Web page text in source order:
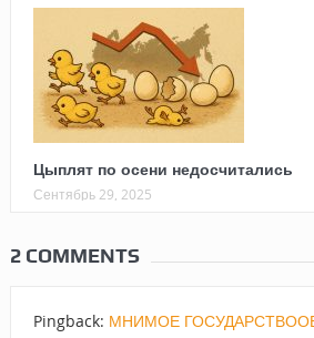
Цыплят по осени недосчитались
Сентябрь 29, 2025
2 COMMENTS
Pingback: МНИМОЕ